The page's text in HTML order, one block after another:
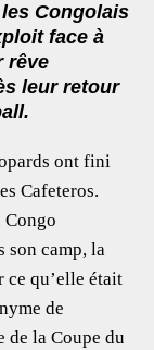
Congolais
face à
rêve
leur retour
ont fini
Cafeteros.
Congo
son camp, la
ce qu’elle était
de
la Coupe du